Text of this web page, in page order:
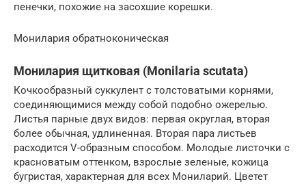
пенечки, похожие на засохшие корешки.
Монилария обратноконическая
Монилария щитковая (Monilaria scutata)
Кочкообразный суккулент с толстоватыми корнями,
соединяющимися между собой подобно ожерелью.
Листья парные двух видов: первая округлая, вторая
более обычная, удлиненная. Вторая пара листьев
расходится V-образным способом. Молодые листочки с
красноватым оттенком, взрослые зеленые, кожица
бугристая, характерная для всех Мониларий. Цветет